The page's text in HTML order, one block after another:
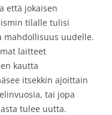
että jokaisen
tilalle tulisi
mahdollisuus uudelle.
laitteet
kautta
itsekkin ajoittain
tai jopa
tulee uutta.